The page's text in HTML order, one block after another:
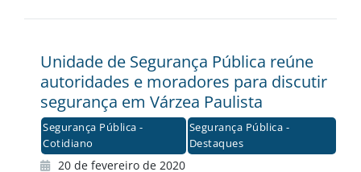
Unidade de Segurança Pública reúne
autoridades e moradores para discutir
segurança em Várzea Paulista
Segurança Pública -
Cotidiano
Segurança Pública -
Destaques
20 de fevereiro de 2020